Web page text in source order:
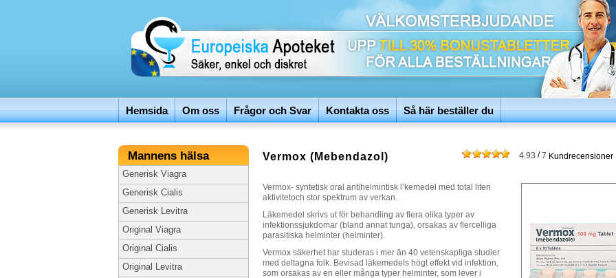
Hemsida Om oss Frågor och Svar Kontakta oss Så här beställer du
Mannens hälsa
Generisk Viagra
Generisk Cialis
Generisk Levitra
Original Viagra
Original Cialis
Original Levitra
Vermox (Mebendazol) 4.93 /7 Kundrecensioner
Vermox- syntetisk oral antihelmintisk l’kemedel med total liten
aktivitetoch stor spektrum av verkan.
Läkemedel skrivs ut för behandling av flera olika typer av
infektionssjukdomar (bland annat tunga), orsakas av flercelliga
parasitiska helminter (helminter).
Vermox säkerhet har studeras i mer än 40 vetenskapliga studier
med deltagna folk. Bevisad läkemedels högt effekt vid infektion,
som orsakas av en eller många typer helminter, som lever i